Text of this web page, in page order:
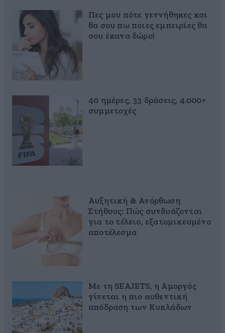
Πες μου πότε γεννήθηκες και
θα σου πω ποιες εμπειρίες θα
σου έκανα δώρο!
40 ημέρες, 33 δράσεις, 4.000+
συμμετοχές
Αυξητική & Ανόρθωση
Στήθους: Πώς συνδυάζονται
για το τέλειο, εξατομικευμένο
αποτέλεσμα
Με τη SEAJETS, η Αμοργός
γίνεται η πιο αυθεντική
απόδραση των Κυκλάδων